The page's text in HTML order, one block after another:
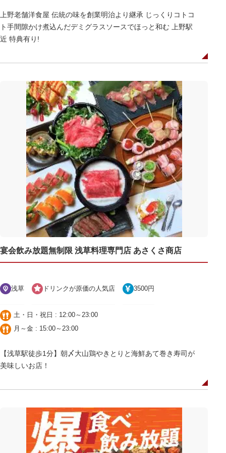
上野老舗洋食屋 伝統の味を創業明治より継承 じっくりコトコ
ト手間隙かけ煮込んだデミグラスソースでほっと和む 上野駅
近 特典有り!
宴会飲み放題無制限 浅草料理専門店 あさくさ商店
浅草 ドリンクが原価の人気店 3500円
土・日・祝日 : 12:00～23:00
月～金 : 15:00～23:00
【浅草駅徒歩1分】朝〆大山鶏やきとりと海鮮あて巻き寿司が
美味しいお店！